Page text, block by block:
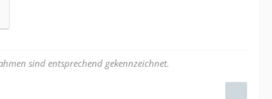
sind entsprechend gekennzeichnet.